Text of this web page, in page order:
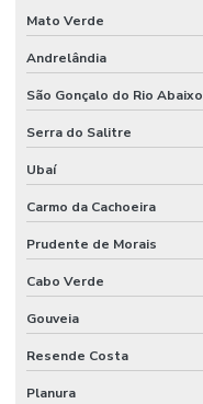
Mato Verde
Andrelândia
São Gonçalo do Rio Abaixo
Serra do Salitre
Ubaí
Carmo da Cachoeira
Prudente de Morais
Cabo Verde
Gouveia
Resende Costa
Planura